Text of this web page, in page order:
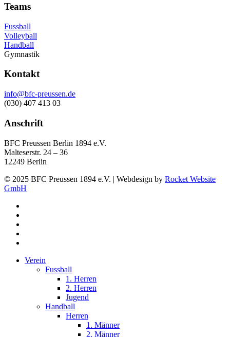
Teams
Fussball
Volleyball
Handball
Gymnastik
Kontakt
info@bfc-preussen.de
(030) 407 413 03
Anschrift
BFC Preussen Berlin 1894 e.V.
Malteserstr. 24 – 36
12249 Berlin
© 2025 BFC Preussen 1894 e.V. | Webdesign by Rocket Website
GmbH
Close
Verein
Fussball
1. Herren
2. Herren
Jugend
Handball
Herren
1. Männer
2. Männer